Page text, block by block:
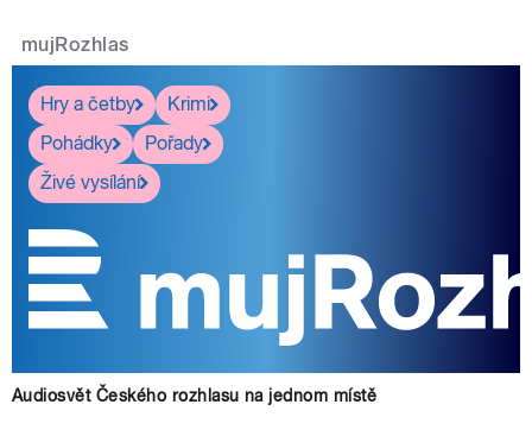
mujRozhlas
Hry a četby
Krimi
Pohádky
Pořady
Živé vysílání
Audiosvět Českého rozhlasu na jednom místě